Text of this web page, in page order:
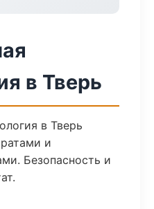
в Тверь
в Тверь
и
Безопасность и